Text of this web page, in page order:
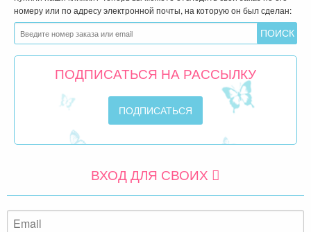
номеру или по адресу электронной почты, на которую он был сделан:
ПОДПИСАТЬСЯ НА РАССЫЛКУ
ВХОД ДЛЯ СВОИХ